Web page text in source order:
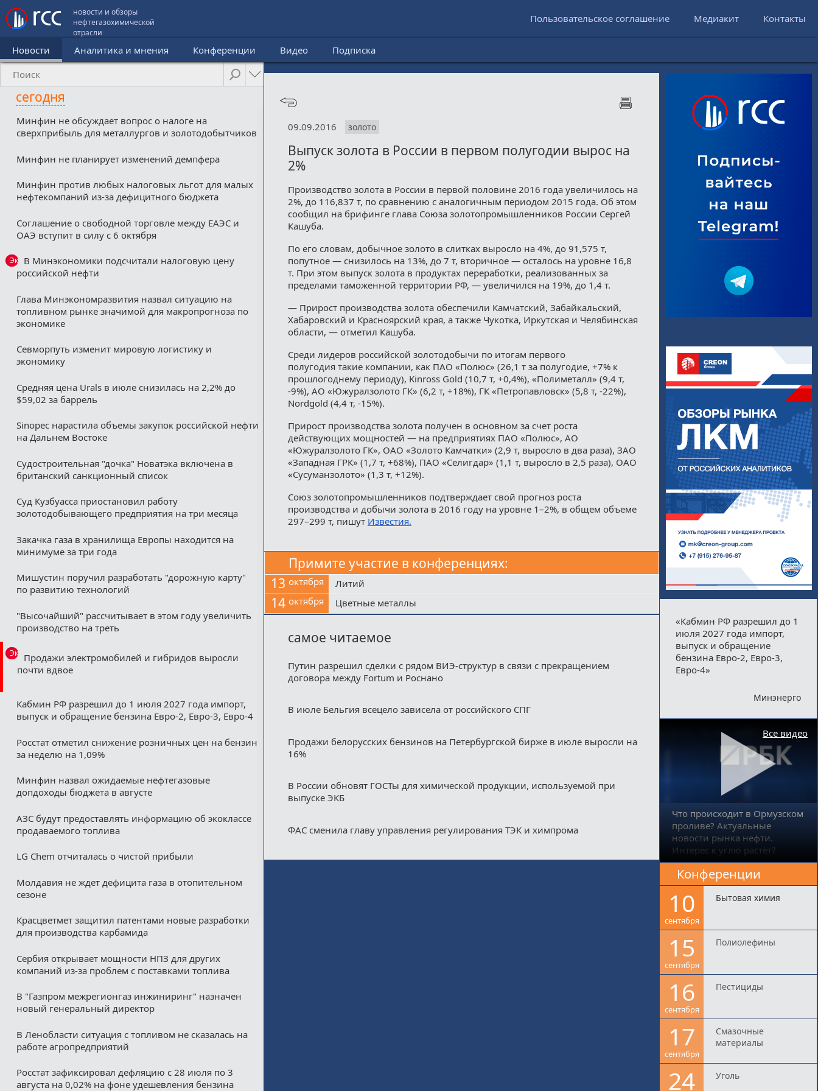
новости и обзоры
нефтегазохимической
отрасли
Пользовательское соглашение Медиакит Контакты
Новости Аналитика и мнения Конференции Видео Подписка
сегодня
Минфин не обсуждает вопрос о налоге на
сверхприбыль для металлургов и золотодобытчиков
Минфин не планирует изменений демпфера
Минфин против любых налоговых льгот для малых
нефтекомпаний из-за дефицитного бюджета
Соглашение о свободной торговле между ЕАЭС и
ОАЭ вступит в силу с 6 октября
Эксклюзив
В Минэкономики подсчитали налоговую цену
российской нефти
Глава Минэкономразвития назвал ситуацию на
топливном рынке значимой для макропрогноза по
экономике
Севморпуть изменит мировую логистику и
экономику
Средняя цена Urals в июле снизилась на 2,2% до
$59,02 за баррель
Sinopec нарастила объемы закупок российской нефти
на Дальнем Востоке
Судостроительная "дочка" Новатэка включена в
британский санкционный список
Суд Кузбуасса приостановил работу
золотодобывающего предприятия на три месяца
Закачка газа в хранилища Европы находится на
минимуме за три года
Мишустин поручил разработать "дорожную карту"
по развитию технологий
"Высочайший" рассчитывает в этом году увеличить
производство на треть
Эксклюзив
Продажи электромобилей и гибридов выросли
почти вдвое
Кабмин РФ разрешил до 1 июля 2027 года импорт,
выпуск и обращение бензина Евро-2, Евро-3, Евро-4
Росстат отметил снижение розничных цен на бензин
за неделю на 1,09%
Минфин назвал ожидаемые нефтегазовые
допдоходы бюджета в августе
АЗС будут предоставлять информацию об экоклассе
продаваемого топлива
LG Chem отчиталась о чистой прибыли
Молдавия не ждет дефицита газа в отопительном
сезоне
Красцветмет защитил патентами новые разработки
для производства карбамида
Сербия открывает мощности НПЗ для других
компаний из‑за проблем с поставками топлива
В "Газпром межрегионгаз инжиниринг" назначен
новый генеральный директор
В Ленобласти ситуация с топливом не сказалась на
работе агропредприятий
Росстат зафиксировал дефляцию с 28 июля по 3
августа на 0,02% на фоне удешевления бензина
09.09.2016 золото
Выпуск золота в России в первом полугодии вырос на
2%
Производство золота в России в первой половине 2016 года увеличилось на
2%, до 116,837 т, по сравнению с аналогичным периодом 2015 года. Об этом
сообщил на брифинге глава Союза золотопромышленников России Сергей
Кашуба.
По его словам, добычное золото в слитках выросло на 4%, до 91,575 т,
попутное — снизилось на 13%, до 7 т, вторичное — осталось на уровне 16,8
т. При этом выпуск золота в продуктах переработки, реализованных за
пределами таможенной территории РФ, — увеличился на 19%, до 1,4 т.
— Прирост производства золота обеспечили Камчатский, Забайкальский,
Хабаровский и Красноярский края, а также Чукотка, Иркутская и Челябинская
области, — отметил Кашуба.
Среди лидеров российской золотодобычи по итогам первого
полугодия такие компании, как ПАО «Полюс» (26,1 т за полугодие, +7% к
прошлогоднему периоду), Kinross Gold (10,7 т, +0,4%), «Полиметалл» (9,4 т,
-9%), АО «Южуралзолото ГК» (6,2 т, +18%), ГК «Петропавловск» (5,8 т, -22%),
Nordgold (4,4 т, -15%).
Прирост производства золота получен в основном за счет роста
действующих мощностей — на предприятиях ПАО «Полюс», АО
«Южуралзолото ГК», ОАО «Золото Камчатки» (2,9 т, выросло в два раза), ЗАО
«Западная ГРК» (1,7 т, +68%), ПАО «Селигдар» (1,1 т, выросло в 2,5 раза), ОАО
«Сусуманзолото» (1,3 т, +12%).
Союз золотопромышленников подтверждает свой прогноз роста
производства и добычи золота в 2016 году на уровне 1–2%, в общем объеме
297–299 т, пишут Известия.
Примите участие в конференциях:
13 октября Литий
14 октября Цветные металлы
самое читаемое
Путин разрешил сделки с рядом ВИЭ-структур в связи с прекращением
договора между Fortum и Роснано
В июле Бельгия всецело зависела от российского СПГ
Продажи белорусских бензинов на Петербургской бирже в июле выросли на
16%
В России обновят ГОСТы для химической продукции, используемой при
выпуске ЭКБ
ФАС сменила главу управления регулирования ТЭК и химпрома
«Кабмин РФ разрешил до 1
июля 2027 года импорт,
выпуск и обращение
бензина Евро-2, Евро-3,
Евро-4»
Минэнерго
Что происходит в Ормузском
проливе? Актуальные
новости рынка нефти.
Интерес к углю растёт?
Все видео
Конференции
10
сентября
Бытовая химия
15
сентября
Полиолефины
16
сентября
Пестициды
17
сентября
Смазочные
материалы
24 Уголь